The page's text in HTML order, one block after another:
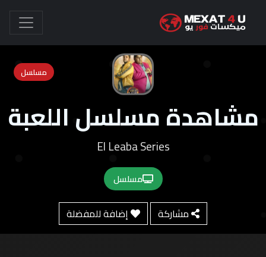
مشاهدة مسلسل اللعبة
El Leaba Series
مسلسل
مسلسل
مشاركة إضافة للمفضلة